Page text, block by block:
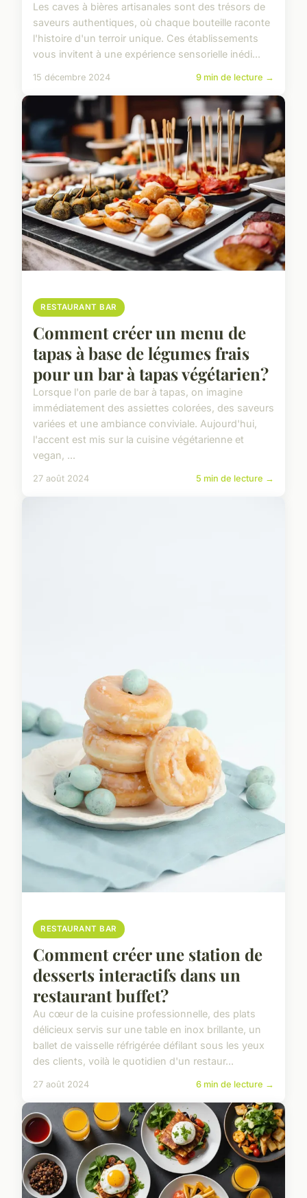
Les caves à bières artisanales sont des trésors de
saveurs authentiques, où chaque bouteille raconte
l'histoire d'un terroir unique. Ces établissements
vous invitent à une expérience sensorielle inédi...
15 décembre 2024 9 min de lecture →
RESTAURANT BAR
Comment créer un menu de
tapas à base de légumes frais
pour un bar à tapas végétarien?
Lorsque l'on parle de bar à tapas, on imagine
immédiatement des assiettes colorées, des saveurs
variées et une ambiance conviviale. Aujourd'hui,
l'accent est mis sur la cuisine végétarienne et
vegan, ...
27 août 2024 5 min de lecture →
RESTAURANT BAR
Comment créer une station de
desserts interactifs dans un
restaurant buffet?
Au cœur de la cuisine professionnelle, des plats
délicieux servis sur une table en inox brillante, un
ballet de vaisselle réfrigérée défilant sous les yeux
des clients, voilà le quotidien d'un restaur...
27 août 2024 6 min de lecture →